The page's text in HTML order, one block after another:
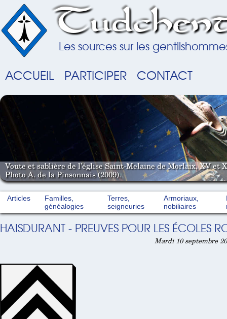
Les sources sur les
ACCUEIL PARTICIPER CONTACT
Voute et sablière de l'église Saint-Melaine de Morlaix, XV et
Photo A. de la Pinsonnais (2009).
Articles
Familles,
généalogies
Terres,
seigneuries
Armoriaux,
nobiliaires
HAISDURANT - PREUVES POUR LES ÉCOLES
Mardi 10 septembre